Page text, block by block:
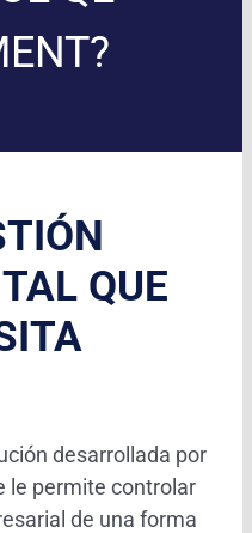
QUE
desarrollada por
le permite controlar
de una forma